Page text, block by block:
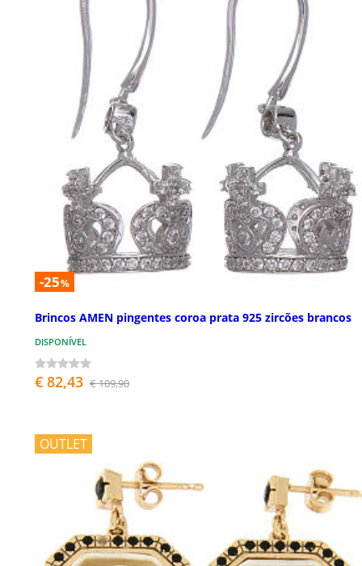
-25%
Brincos AMEN pingentes coroa prata 925 zircões brancos
DISPONÍVEL
€ 82,43 € 109,90
OUTLET